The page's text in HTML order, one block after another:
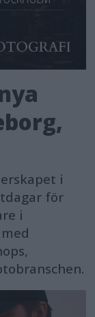
i
för
i